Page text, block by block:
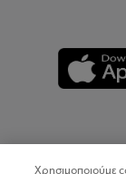
Χρησιμοποιούμε